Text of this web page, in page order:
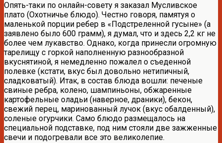
Опять-таки по онлайн-совету я заказал Мусливское
плато (Охотничье блюдо). Честно говоря, памятуя о
маленькой порции ребер в «Подстреленной гусыне» (а
заявлено было 600 грамм), я думал, что и здесь 2,2 кг не
более чем лукавство. Однако, когда принесли огромную
тарелищу с горкой наполненную разнообразной
вкуснятиной, я немедленно пожалел о съеденной
полевке (кстати, вкус был довольно нетипичный,
сладковатый). Итак, в состав блюда вошли: печеные
свиные ребра, колено, шампиньоны, обжаренные
картофельные оладьи (наверное, драники), бекон,
свежий перец, маринованный лучок (вкус обалденный),
соленые огурчики. Само блюдо размещалось на
специальной подставке, под ним стояли две зажженные
свечи и подогревали все это великолепие.